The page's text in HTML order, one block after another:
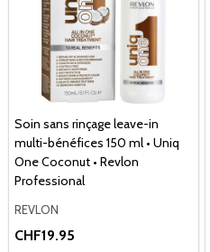
Soin sans rinçage leave-in
multi-bénéfices 150 ml • Uniq
One Coconut • Revlon
Professional
REVLON
CHF19.95